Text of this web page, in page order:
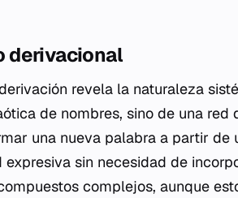
derivacional
revela la naturaleza
de nombres, sino de una red
una nueva palabra a partir de
sin necesidad de
complejos, aunque